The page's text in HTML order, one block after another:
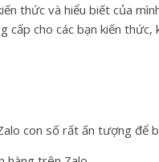
thức và hiểu biết của
cấp cho các bạn kiến
con số rất ấn tượng để